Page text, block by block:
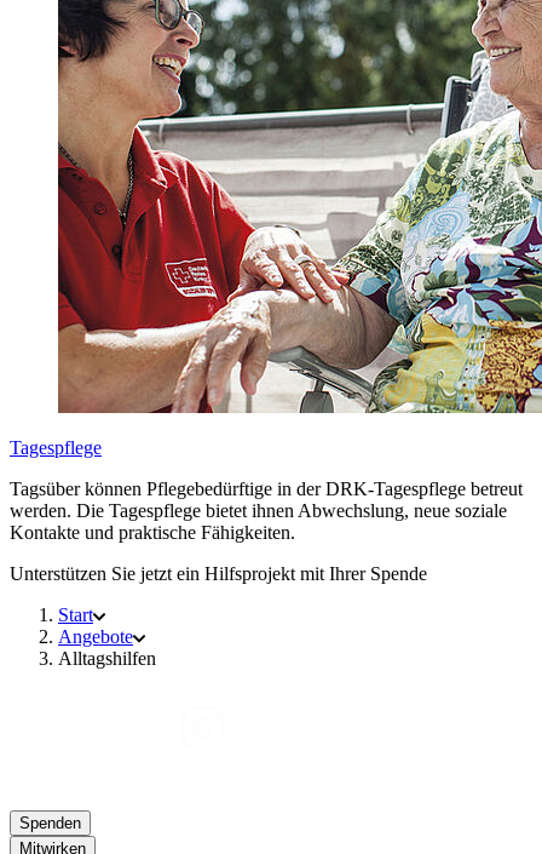
Tagespflege
Tagsüber können Pflegebedürftige in der DRK-Tagespflege betreut
werden. Die Tagespflege bietet ihnen Abwechslung, neue soziale
Kontakte und praktische Fähigkeiten.
Unterstützen Sie jetzt ein Hilfsprojekt mit Ihrer Spende
Start
Angebote
Alltagshilfen
Spenden
Mitwirken